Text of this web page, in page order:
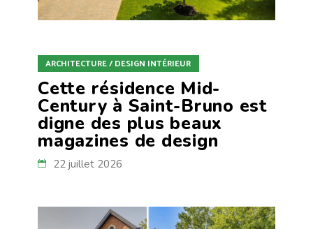
ARCHITECTURE / DESIGN INTÉRIEUR
Cette résidence Mid-
Century à Saint-Bruno est
digne des plus beaux
magazines de design
22 juillet 2026